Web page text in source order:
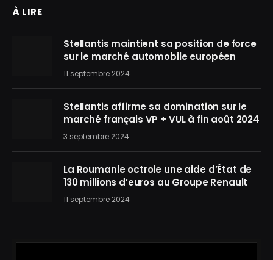
À LIRE
Stellantis maintient sa position de force
sur le marché automobile européen
11 septembre 2024
Stellantis affirme sa domination sur le
marché français VP + VUL à fin août 2024
3 septembre 2024
La Roumanie octroie une aide d’État de
130 millions d’euros au Groupe Renault
11 septembre 2024